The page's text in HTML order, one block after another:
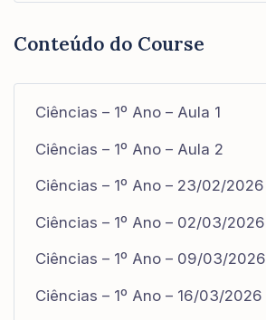
Conteúdo do Course
Ciências – 1º Ano – Aula 1
Ciências – 1º Ano – Aula 2
Ciências – 1º Ano – 23/02/2026
Ciências – 1º Ano – 02/03/2026
Ciências – 1º Ano – 09/03/2026
Ciências – 1º Ano – 16/03/2026